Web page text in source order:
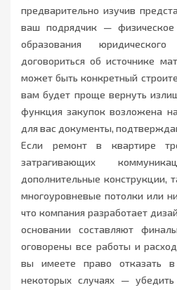
предварительно изучив
ваш подрядчик —
образования
договориться об источнике
может быть конкретный
вам будет проще вернуть
функция закупок возложена
для вас документы,
Если ремонт в квартире
затрагивающих
дополнительные конструкции,
многоуровневые потолки или
что компания разработает
основании составляют
оговорены все работы и
вы имеете право отказать
некоторых случаях —